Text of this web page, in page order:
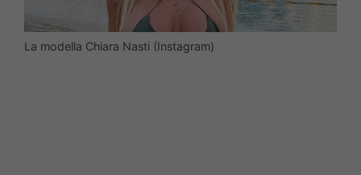
La modella Chiara Nasti (Instagram)